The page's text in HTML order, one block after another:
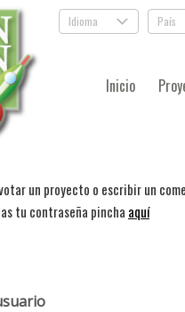
Idioma . País
Inicio
un proyecto o escribir un
tu contraseña pincha aquí